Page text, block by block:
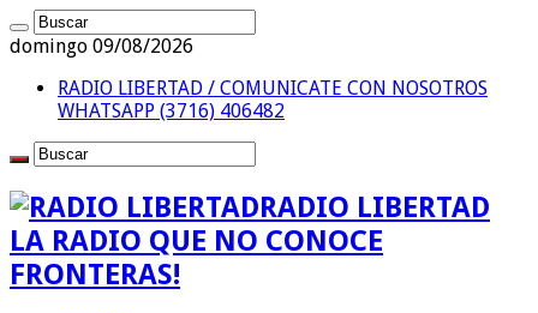
domingo 09/08/2026
RADIO LIBERTAD / COMUNICATE CON NOSOTROS
WHATSAPP (3716) 406482
RADIO LIBERTAD
LA RADIO QUE NO CONOCE
FRONTERAS!